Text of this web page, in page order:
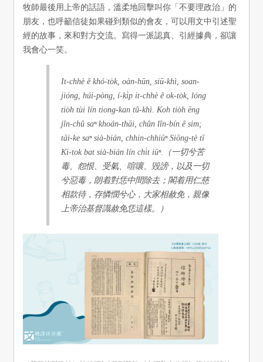
牧師最後用上帝的話語，溫柔地回擊叫你「不要理政治」的
朋友，也呼籲信徒如果碰到類似的會友，可以用文中引述聖
經的故事，來和對方交流。寫得一派認真、引經據典，卻讓
我會心一笑。
​It-chhè ê khó͘-to̍k, oàn-hūn, siū-khì, soan-
jióng, húi-pòng, í-ki̍p it-chhè ê ok-to̍k, lóng
tio̍h tùi lín tiong-kan tû-khì. Koh tio̍h ēng
jîn-chû saⁿ khoán-thāi, chûn lîn-bín ê sim;
tāi-ke saⁿ sià-bián, chhin-chhiūⁿ Siōng-tè tī
Ki-tok bat sià-bián lín chi̍t iūⁿ.（一切兮苦
毒、怨恨、受氣、喧嚷、毀謗，以及一切
兮惡毒，朗着對恁中間除去；閣着用仁慈
相款待，存憐憫兮心，大家相赦免，親像
上帝治基督識赦免恁這樣。）